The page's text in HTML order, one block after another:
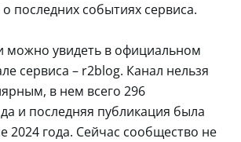
последних событиях сервиса.
можно увидеть в официальном
сервиса – r2blog. Канал нельзя
в нем всего 296
и последняя публикация была
2024 года. Сейчас сообщество не